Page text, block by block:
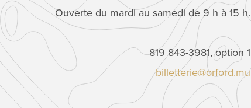
Ouverte du mardi au samedi de 9 h à 15 h.
819 843-3981, option 1
billetterie@orford.mu